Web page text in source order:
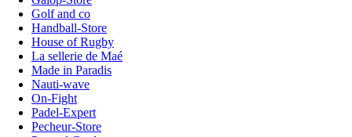
Golf and co
Handball-Store
House of Rugby
La sellerie de Maé
Made in Paradis
Nauti-wave
On-Fight
Padel-Expert
Pecheur-Store